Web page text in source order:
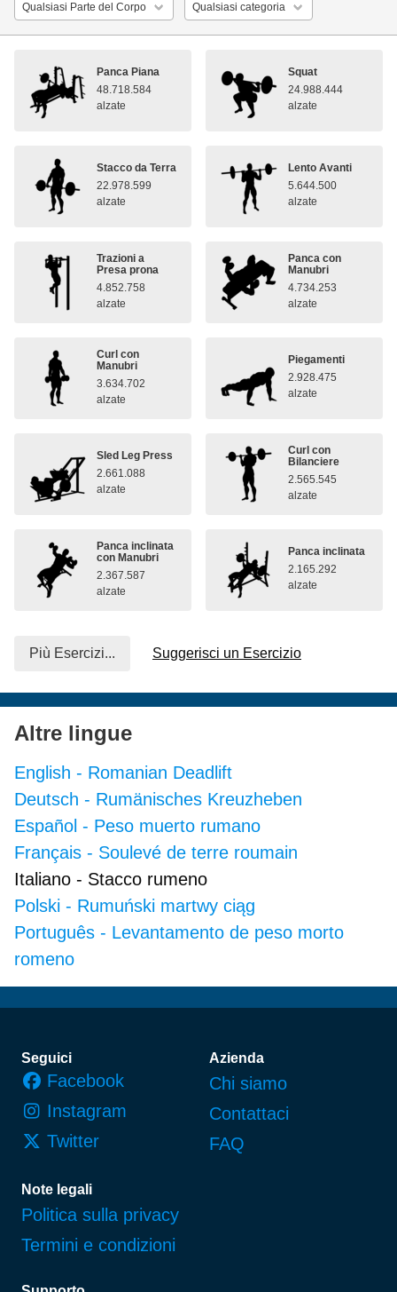
Panca Piana
48.718.584
alzate
Squat
24.988.444
alzate
Stacco da Terra
22.978.599
alzate
Lento Avanti
5.644.500
alzate
Trazioni a
Presa prona
4.852.758
alzate
Panca con
Manubri
4.734.253
alzate
Curl con
Manubri
3.634.702
alzate
Piegamenti
2.928.475
alzate
Sled Leg Press
2.661.088
alzate
Curl con
Bilanciere
2.565.545
alzate
Panca inclinata
con Manubri
2.367.587
alzate
Panca inclinata
2.165.292
alzate
Più Esercizi... Suggerisci un Esercizio
Altre lingue
English - Romanian Deadlift
Deutsch - Rumänisches Kreuzheben
Español - Peso muerto rumano
Français - Soulevé de terre roumain
Italiano - Stacco rumeno
Polski - Rumuński martwy ciąg
Português - Levantamento de peso morto
romeno
Piè di pagina
Seguici
Facebook
Instagram
Twitter
Azienda
Chi siamo
Contattaci
FAQ
Note legali
Politica sulla privacy
Termini e condizioni